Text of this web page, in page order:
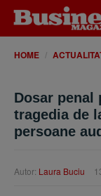
HOME
Dosar penal
tragedia de
persoane
Autor: Laura Buciu